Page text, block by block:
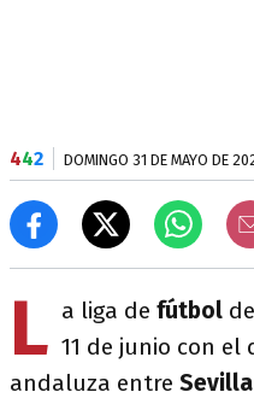
442 DOMINGO 31 DE MAYO DE
L a liga de fútbol de
11 de junio con
andaluza entre Sevilla